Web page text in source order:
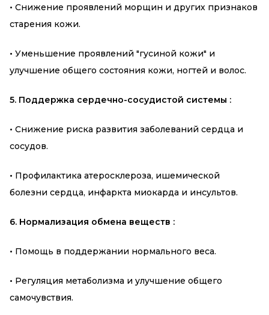
• Снижение проявлений морщин и других признаков
старения кожи.
• Уменьшение проявлений "гусиной кожи" и
улучшение общего состояния кожи, ногтей и волос.
5. Поддержка сердечно-сосудистой системы :
• Снижение риска развития заболеваний сердца и
сосудов.
• Профилактика атеросклероза, ишемической
болезни сердца, инфаркта миокарда и инсультов.
6. Нормализация обмена веществ :
• Помощь в поддержании нормального веса.
• Регуляция метаболизма и улучшение общего
самочувствия.